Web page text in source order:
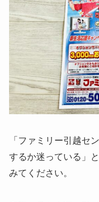
「ファミリー引越セ
するか迷っている」
みてください。